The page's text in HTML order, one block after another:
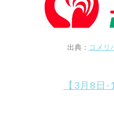
出典： コメリ
【3月8日